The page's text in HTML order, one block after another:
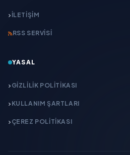
İLETIŞIM
RSS SERVISI
YASAL
GIZLILIK POLITIKASI
KULLANIM ŞARTLARI
ÇEREZ POLITIKASI